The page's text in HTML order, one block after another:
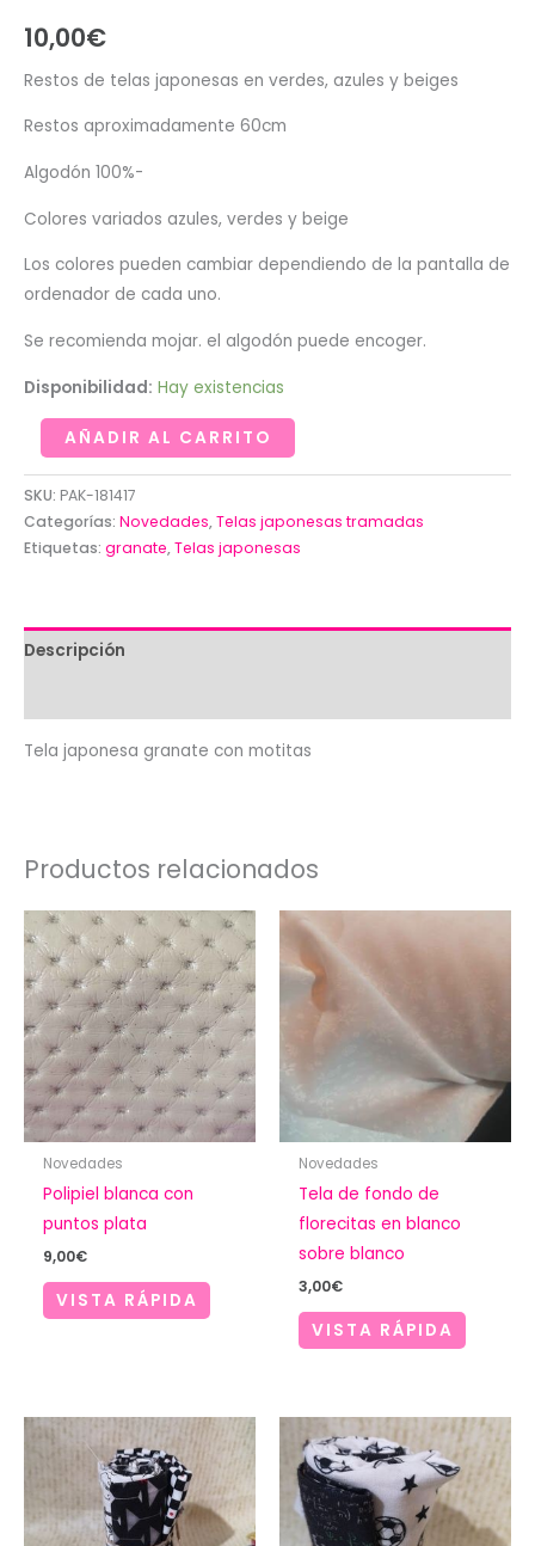
10,00€
Restos de telas japonesas en verdes, azules y beiges
Restos aproximadamente 60cm
Algodón 100%-
Colores variados azules, verdes y beige
Los colores pueden cambiar dependiendo de la pantalla de
ordenador de cada uno.
Se recomienda mojar. el algodón puede encoger.
Disponibilidad: Hay existencias
Restos
de
telas
japonesas
en
y
AÑADIR AL CARRITO
SKU: PAK-181417
Categorías: Novedades,Telas japonesas tramadas
Etiquetas: granate,Telas japonesas
Descripción
Tela japonesa granate con motitas
Productos relacionados
Novedades
Polipiel blanca con
puntos plata
9,00€
VISTA RÁPIDA
Novedades
Tela de fondo de
florecitas en blanco
sobre blanco
3,00€
VISTA RÁPIDA